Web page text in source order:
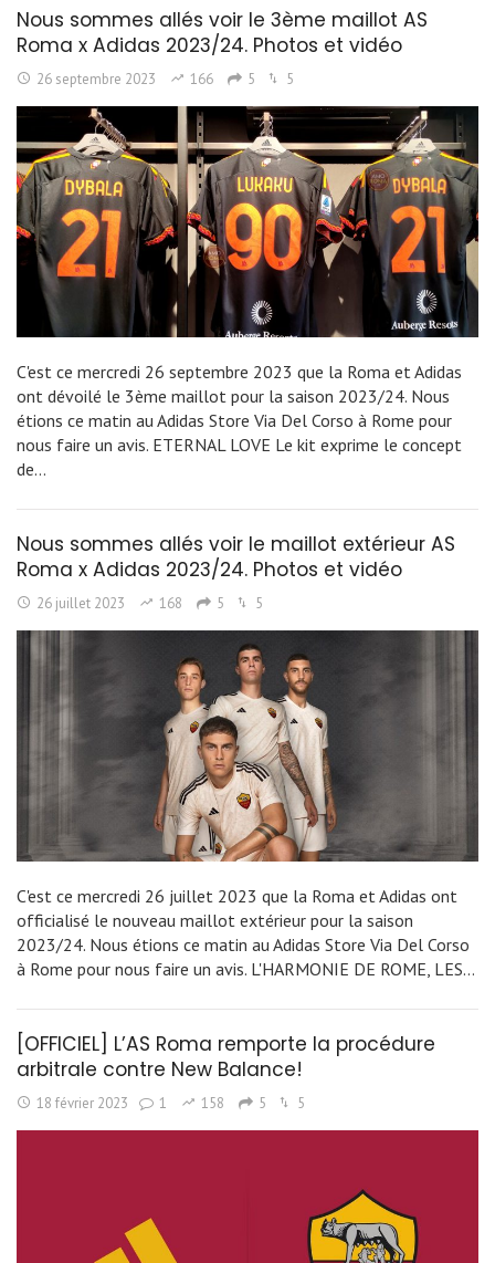
Nous sommes allés voir le 3ème maillot AS
Roma x Adidas 2023/24. Photos et vidéo
26 septembre 2023 166 5 5
C'est ce mercredi 26 septembre 2023 que la Roma et Adidas
ont dévoilé le 3ème maillot pour la saison 2023/24. Nous
étions ce matin au Adidas Store Via Del Corso à Rome pour
nous faire un avis. ETERNAL LOVE Le kit exprime le concept
de…
Nous sommes allés voir le maillot extérieur AS
Roma x Adidas 2023/24. Photos et vidéo
26 juillet 2023 168 5 5
C'est ce mercredi 26 juillet 2023 que la Roma et Adidas ont
officialisé le nouveau maillot extérieur pour la saison
2023/24. Nous étions ce matin au Adidas Store Via Del Corso
à Rome pour nous faire un avis. L'HARMONIE DE ROME, LES…
[OFFICIEL] L’AS Roma remporte la procédure
arbitrale contre New Balance!
18 février 2023 1 158 5 5